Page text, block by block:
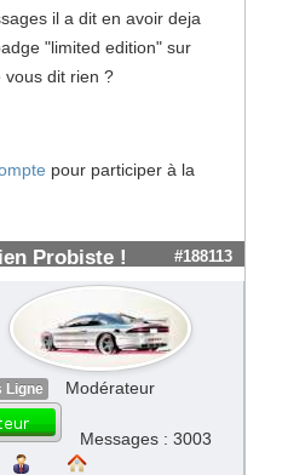
il a dit en avoir deja
"limited edition" sur
vous dit rien ?
pour participer à la
Probiste ! #188113
Ligne Modérateur
Messages : 3003